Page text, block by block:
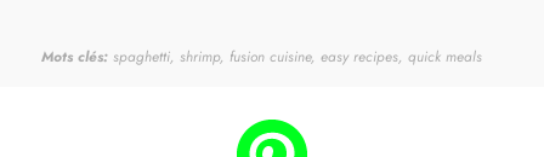
Mots clés: spaghetti, shrimp, fusion cuisine, easy recipes, quick meals